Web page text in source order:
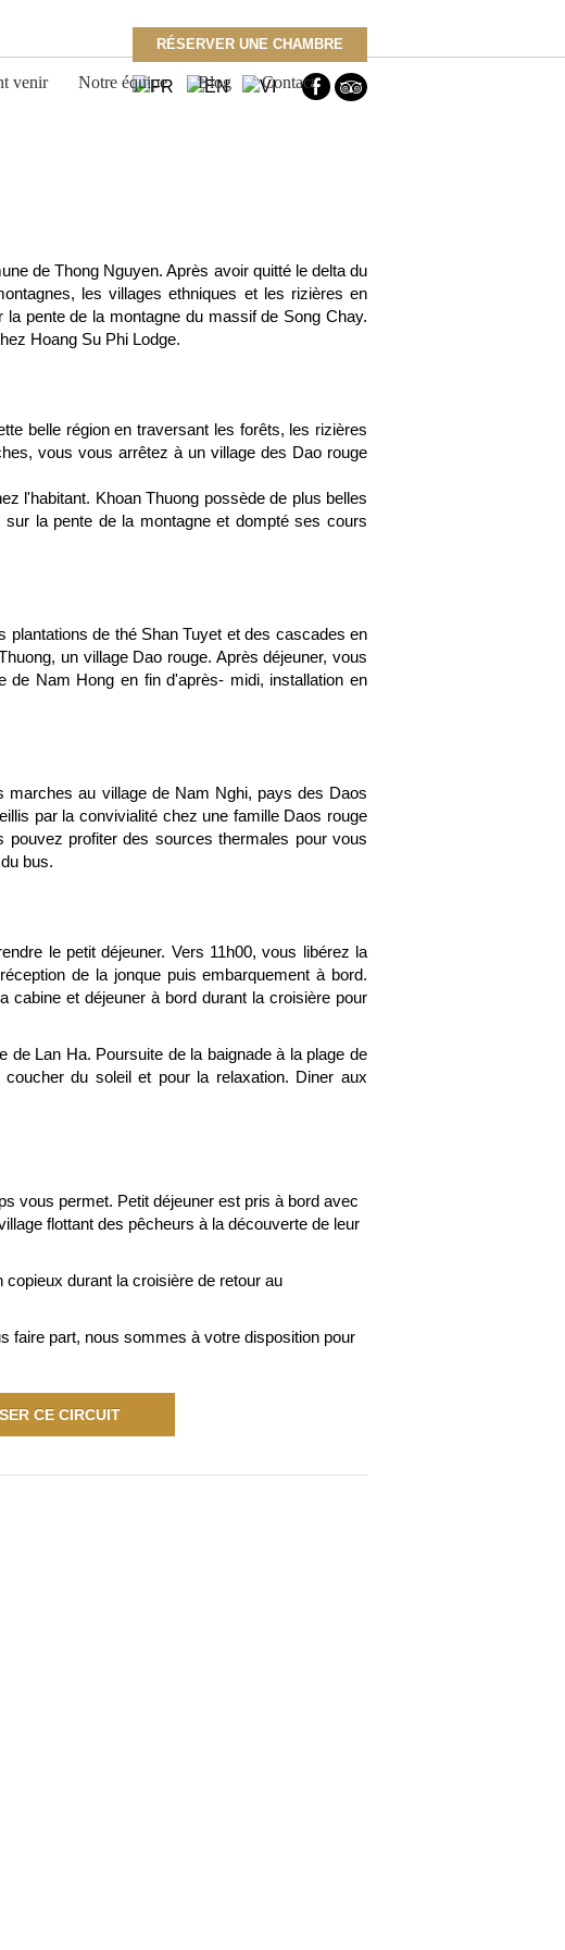
RÉSERVER UNE CHAMBRE
venir Notre équipe Blog Contact
de Thong Nguyen. Après avoir quitté le delta du
les villages ethniques et les rizières en
pente de la montagne du massif de Song Chay.
Hoang Su Phi Lodge.
belle région en traversant les forêts, les rizières
vous vous arrêtez à un village des Dao rouge
l'habitant. Khoan Thuong possède de plus belles
la pente de la montagne et dompté ses cours
de thé Shan Tuyet et des cascades en
un village Dao rouge. Après déjeuner, vous
Nam Hong en fin d'après- midi, installation en
marches au village de Nam Nghi, pays des Daos
par la convivialité chez une famille Daos rouge
profiter des sources thermales pour vous
bus.
le petit déjeuner. Vers 11h00, vous libérez la
de la jonque puis embarquement à bord.
cabine et déjeuner à bord durant la croisière pour
Lan Ha. Poursuite de la baignade à la plage de
du soleil et pour la relaxation. Diner aux
vous permet. Petit déjeuner est pris à bord avec
flottant des pêcheurs à la découverte de leur
durant la croisière de retour au
faire part, nous sommes à votre disposition pour
CE CIRCUIT